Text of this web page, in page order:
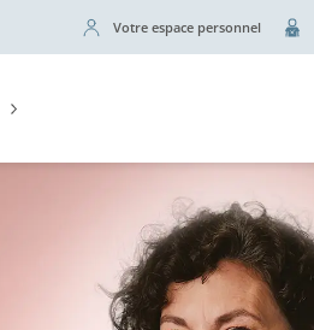
Votre espace personnel